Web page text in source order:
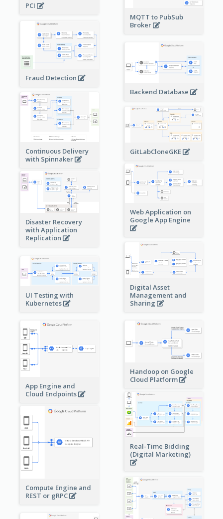
PCI
MQTT to PubSub
Broker
Fraud Detection
Backend Database
Continuous Delivery
with Spinnaker
GitLabCloneGKE
Web Application on
Google App Engine
Disaster Recovery
with Application
Replication
Digital Asset
Management and
Sharing
UI Testing with
Kubernetes
App Engine and
Cloud Endpoints
Handoop on Google
Cloud Platform
Real-Time Bidding
(Digital Marketing)
Compute Engine and
REST or gRPC